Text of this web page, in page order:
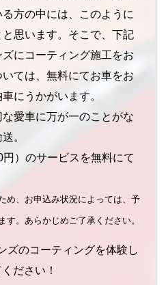
方の中には、このように
思います。そこで、下記
にコーティング施工をお
ては、無料にてお車をお
にうかがいます。
愛車に万が一のことがな
。
）のサービスを無料にて
め、お申込み状況によっては、予
。あらかじめご了承ください。
ズのコーティングを体験し
ださい！